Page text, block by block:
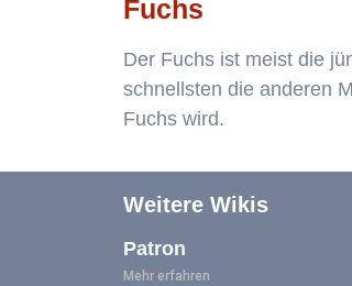
Fuchs
Der Fuchs ist meist die
schnellsten die anderen
Fuchs wird.
Weitere Wikis
Patron
Mehr erfahren